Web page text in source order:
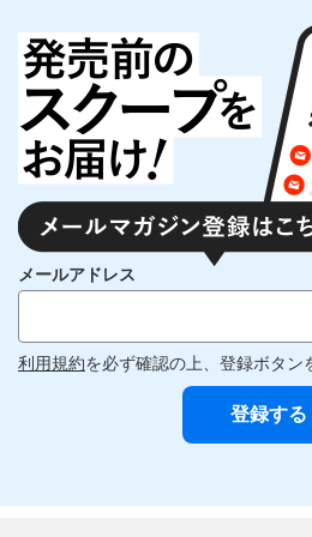
メールアドレス
利用規約を必ず確認の上、登録ボタン